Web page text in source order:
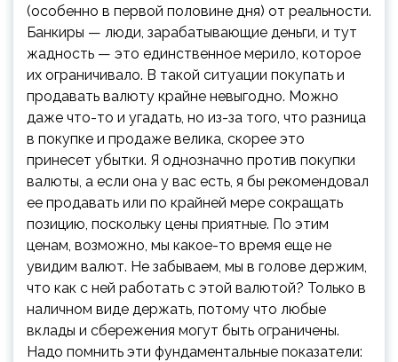
(особенно в первой половине дня) от реальности.
Банкиры — люди, зарабатывающие деньги, и тут
жадность — это единственное мерило, которое
их ограничивало. В такой ситуации покупать и
продавать валюту крайне невыгодно. Можно
даже что-то и угадать, но из-за того, что разница
в покупке и продаже велика, скорее это
принесет убытки. Я однозначно против покупки
валюты, а если она у вас есть, я бы рекомендовал
ее продавать или по крайней мере сокращать
позицию, поскольку цены приятные. По этим
ценам, возможно, мы какое-то время еще не
увидим валют. Не забываем, мы в голове держим,
что как с ней работать с этой валютой? Только в
наличном виде держать, потому что любые
вклады и сбережения могут быть ограничены.
Надо помнить эти фундаментальные показатели: